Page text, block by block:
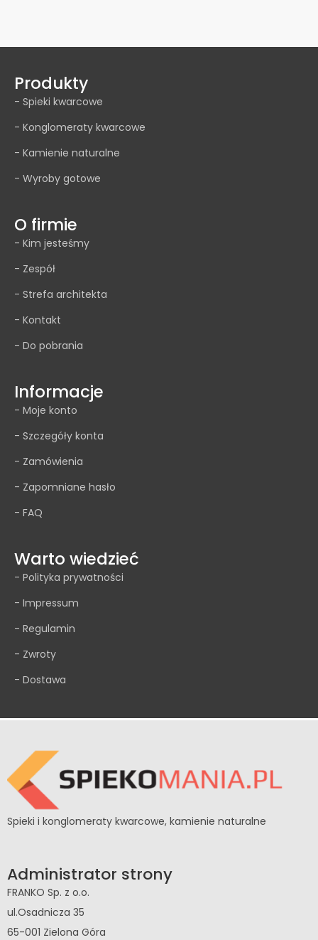
Produkty
- Spieki kwarcowe
- Konglomeraty kwarcowe
- Kamienie naturalne
- Wyroby gotowe
O firmie
- Kim jesteśmy
- Zespół
- Strefa architekta
- Kontakt
- Do pobrania
Informacje
- Moje konto
- Szczegóły konta
- Zamówienia
- Zapomniane hasło
- FAQ
Warto wiedzieć
- Polityka prywatności
- Impressum
- Regulamin
- Zwroty
- Dostawa
Spieki i konglomeraty kwarcowe, kamienie naturalne
Administrator strony
FRANKO Sp. z o.o.
ul.Osadnicza 35
65-001 Zielona Góra